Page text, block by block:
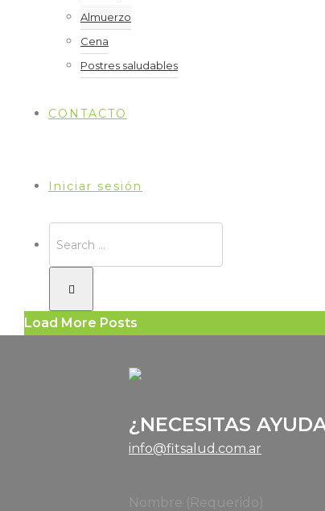
Almuerzo
Cena
Postres saludables
CONTACTO
Iniciar sesión
Load More Posts
¿NECESITAS
info@fitsalud.com.ar
Nombre (Requerido)